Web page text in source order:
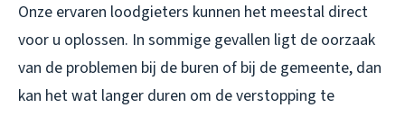
Onze ervaren loodgieters kunnen het meestal direct
voor u oplossen. In sommige gevallen ligt de oorzaak
van de problemen bij de buren of bij de gemeente, dan
kan het wat langer duren om de verstopping te